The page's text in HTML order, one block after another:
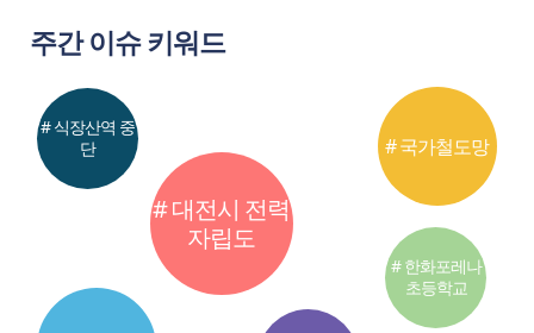
주간 이슈 키워드
# 대전시 전력
자립도
# 국가철도망
# 식장산역 중
단
# 한화포레나
초등학교